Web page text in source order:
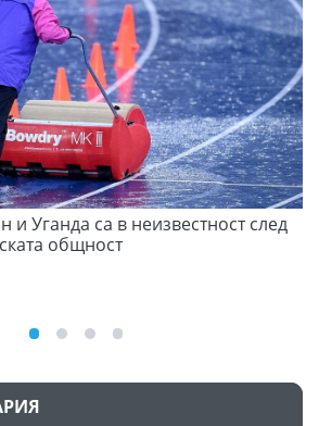
и Уганда са в неизвестност след
общност